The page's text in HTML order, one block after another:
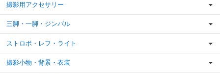
撮影用アクセサリー
三脚・一脚・ジンバル
ストロボ・レフ・ライト
撮影小物・背景・衣装